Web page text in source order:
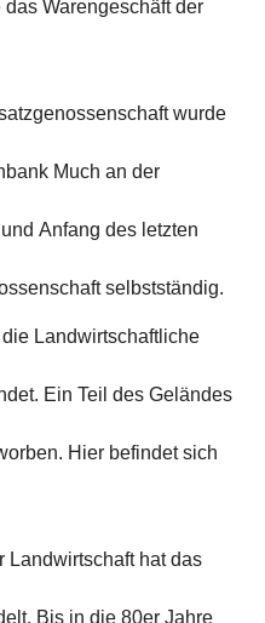
Warengeschäft der
wurde
Much an der
Anfang des letzten
selbstständig.
Landwirtschaftliche
Ein Teil des Geländes
Hier befindet sich
Landwirtschaft hat das
Bis in die 80er Jahre